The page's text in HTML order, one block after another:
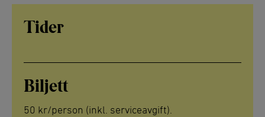
Tider
Biljett
50 kr/person (inkl. serviceavgift).